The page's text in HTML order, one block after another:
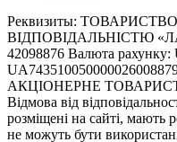
Реквизиты:
ВІДПОВІДАЛЬНІСТЮ
42098876 Валюта
АКЦІОНЕРНЕ
Відмова від
розміщені на сайті, мають
не можуть бути